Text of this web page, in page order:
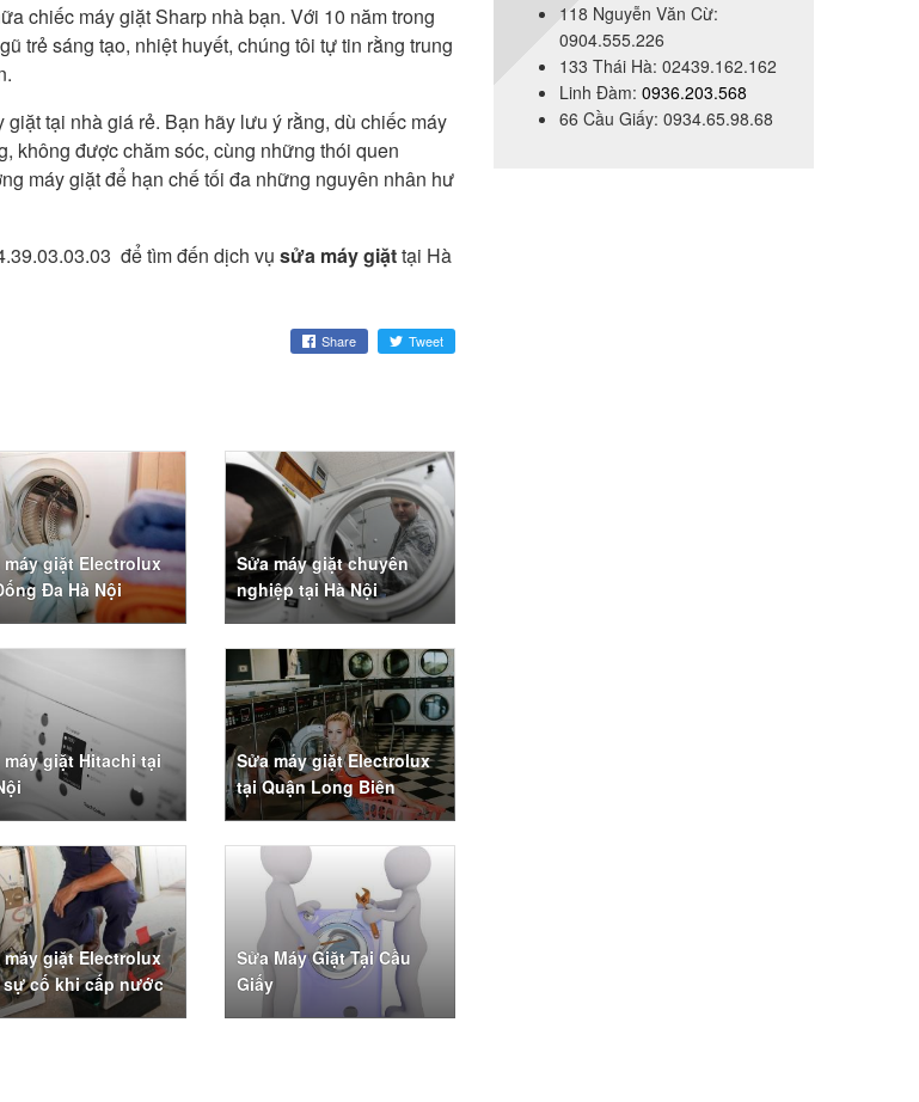
chiếc máy giặt Sharp nhà bạn. Với 10 năm trong
trẻ sáng tạo, nhiệt huyết, chúng tôi tự tin rằng trung
tại nhà giá rẻ. Bạn hãy lưu ý rằng, dù chiếc máy
không được chăm sóc, cùng những thói quen
máy giặt để hạn chế tối đa những nguyên nhân hư
để tìm đến dịch vụ sửa máy giặttại Hà
Share Tweet
máy giặt Electrolux
Đa Hà Nội
Sửa máy giặt chuyên
nghiệp tại Hà Nội
máy giặt Hitachi tại
Sửa máy giặt Electrolux
tại Quận Long Biên
máy giặt Electrolux
sự cố khi cấp nước
Sửa Máy Giặt Tại Cầu
Giấy
118 Nguyễn Văn Cừ:
0904.555.226
133 Thái Hà: 02439.162.162
Linh Đàm: 0936.203.568
66 Cầu Giấy: 0934.65.98.68